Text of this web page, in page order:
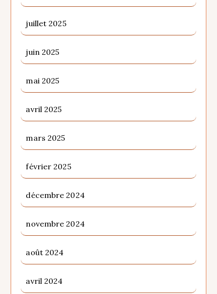
juillet 2025
juin 2025
mai 2025
avril 2025
mars 2025
février 2025
décembre 2024
novembre 2024
août 2024
avril 2024